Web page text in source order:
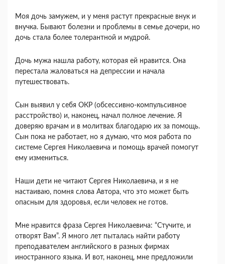
Моя дочь замужем, и у меня растут прекрасные внук и
внучка. Бывают болезни и проблемы в семье дочери, но
дочь стала более толерантной и мудрой.
Дочь мужа нашла работу, которая ей нравится. Она
перестала жаловаться на депрессии и начала
путешествовать.
Сын выявил у себя ОКР (обсессивно-компульсивное
расстройство) и, наконец, начал полное лечение. Я
доверяю врачам и в молитвах благодарю их за помощь.
Сын пока не работает, но я думаю, что моя работа по
системе Сергея Николаевича и помощь врачей помогут
ему измениться.
Наши дети не читают Сергея Николаевича, и я не
настаиваю, помня слова Автора, что это может быть
опасным для здоровья, если человек не готов.
Мне нравится фраза Сергея Николаевича: “Стучите, и
отворят Вам”. Я много лет пыталась найти работу
преподавателем английского в разных фирмах
иностранного языка. И вот, наконец, мне предложили